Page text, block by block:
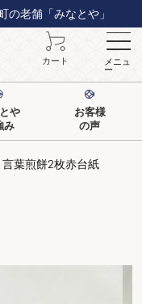
の老舗「みなとや」
カート メニュ
ー
や
み
お客様
の声
葉煎餅2枚赤台紙